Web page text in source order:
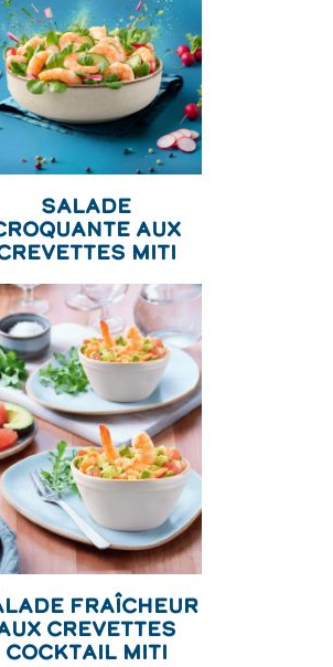
Salade
aux
Miti
Fraîcheur
Crevettes
Cocktail Miti